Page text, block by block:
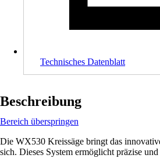
Technisches Datenblatt
Beschreibung
Bereich überspringen
Die WX530 Kreissäge bringt das
sich. Dieses System ermöglicht präzise